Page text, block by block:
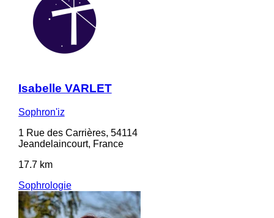
Isabelle VARLET
Sophron'iz
1 Rue des Carrières, 54114
Jeandelaincourt, France
17.7 km
Sophrologie